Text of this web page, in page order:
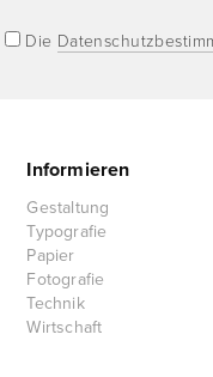
Die
Informieren
Gestaltung
Typografie
Papier
Fotografie
Technik
Wirtschaft